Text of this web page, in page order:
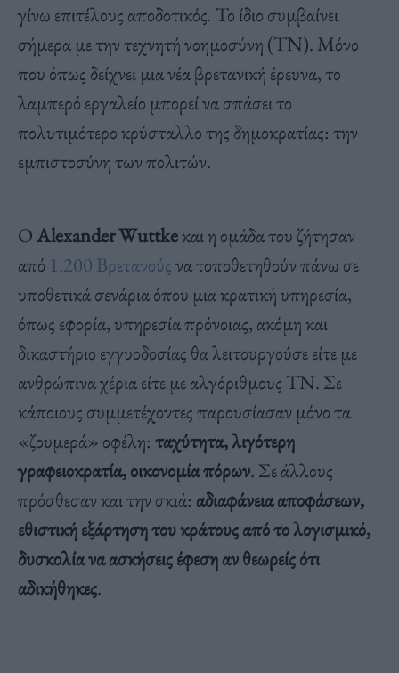
γίνω επιτέλους αποδοτικός. Το ίδιο συμβαίνει
σήμερα με την τεχνητή νοημοσύνη (ΤΝ). Μόνο
που όπως δείχνει μια νέα βρετανική έρευνα, το
λαμπερό εργαλείο μπορεί να σπάσει το
πολυτιμότερο κρύσταλλο της δημοκρατίας: την
εμπιστοσύνη των πολιτών.
ΟAlexander Wuttkeκαι η ομάδα του ζήτησαν
από 1.200 Βρετανούςνα τοποθετηθούν πάνω σε
υποθετικά σενάρια όπου μια κρατική υπηρεσία,
όπως εφορία, υπηρεσία πρόνοιας, ακόμη και
δικαστήριο εγγυοδοσίας θα λειτουργούσε είτε με
ανθρώπινα χέρια είτε με αλγόριθμους ΤΝ. Σε
κάποιους συμμετέχοντες παρουσίασαν μόνο τα
«ζουμερά» οφέλη: ταχύτητα, λιγότερη
γραφειοκρατία, οικονομία πόρων. Σε άλλους
πρόσθεσαν και την σκιά: αδιαφάνεια αποφάσεων,
εθιστική εξάρτηση του κράτους από το λογισμικό,
δυσκολία να ασκήσεις έφεση αν θεωρείς ότι
αδικήθηκες.